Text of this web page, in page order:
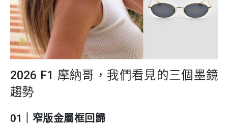
2026 F1 摩納哥，我們看見的三個墨鏡
趨勢
01｜窄版金屬框回歸